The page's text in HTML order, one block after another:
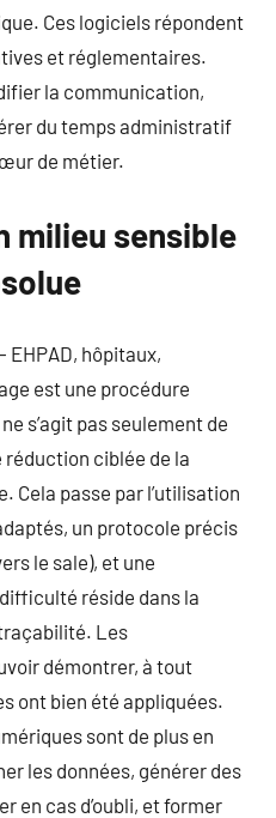
Ces logiciels répondent
et réglementaires.
la communication,
du temps administratif
de métier.
milieu sensible
EHPAD, hôpitaux,
est une procédure
s’agit pas seulement de
réduction ciblée de la
Cela passe par l’utilisation
un protocole précis
le sale), et une
réside dans la
Les
démontrer, à tout
ont bien été appliquées.
sont de plus en
les données, générer des
en cas d’oubli, et former